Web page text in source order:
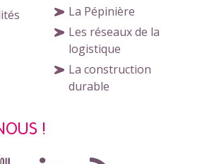
La Pépinière
Les réseaux de la
logistique
La construction
durable
!